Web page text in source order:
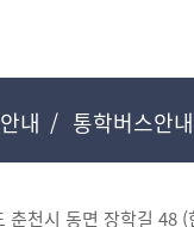
내 통학버스안내
춘천시 동면 장학길 48